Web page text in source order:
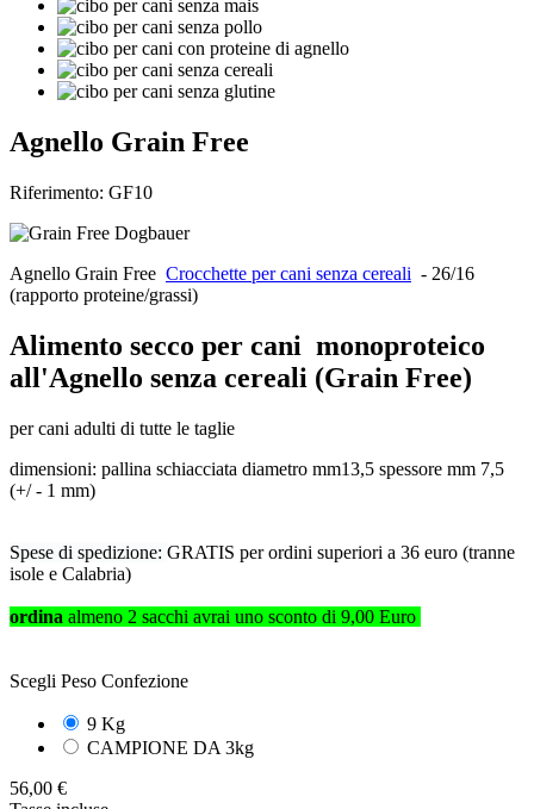
Agnello Grain Free
Riferimento: GF10
Agnello Grain Free Crocchette per cani senza cereali - 26/16
(rapporto proteine/grassi)
Alimento secco per cani monoproteico
all'Agnello senza cereali (Grain Free)
per cani adulti di tutte le taglie
dimensioni: pallina schiacciata diametro mm13,5 spessore mm 7,5
(+/ - 1 mm)
Spese di spedizione: GRATIS per ordini superiori a 36 euro (tranne
isole e Calabria)
ordina almeno 2 sacchi avrai uno sconto di 9,00 Euro
Scegli Peso Confezione
9 Kg
CAMPIONE DA 3kg
56,00 €